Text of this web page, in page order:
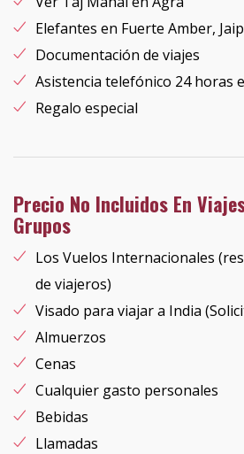
Elefantes en Fuerte Amber,
Documentación de viajes
Asistencia telefónico 24 horas
Regalo especial
Precio No Incluidos En
Grupos
Los Vuelos Internacionales
de viajeros)
Visado para viajar a India
Almuerzos
Cenas
Cualquier gasto personales
Bebidas
Llamadas